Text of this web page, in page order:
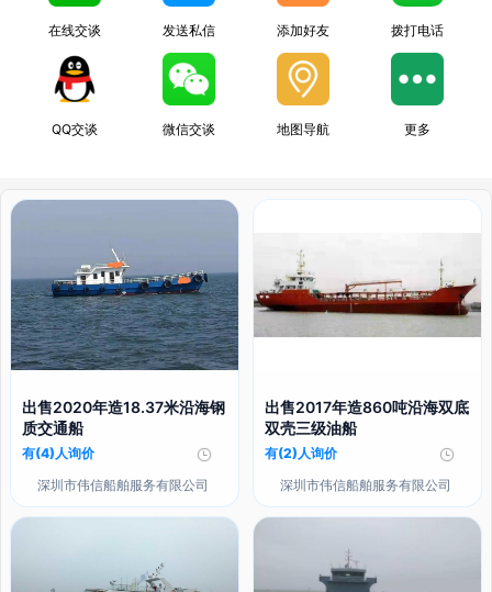
在线交谈 发送私信 添加好友 拨打电话
QQ交谈 微信交谈 地图导航 更多
出售2020年造18.37米沿海钢
质交通船
有(4)人询价
深圳市伟信船舶服务有限公司
出售2017年造860吨沿海双底
双壳三级油船
有(2)人询价
深圳市伟信船舶服务有限公司